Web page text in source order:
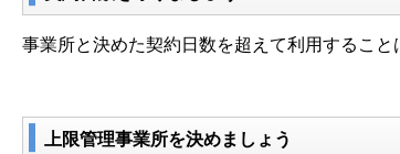
事業所と決めた契約日数を超えて利用すること
上限管理事業所を決めましょう